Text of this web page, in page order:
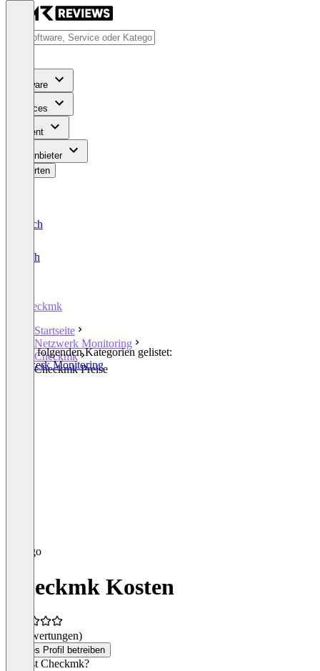
Software
Services
Content
Für Anbieter
Bewerten
Deutsch
English
Checkmk
Startseite
Netzwerk Monitoring
Checkmk
Checkmk Preise
In den folgenden Kategorien gelistet:
Netzwerk Monitoring
Checkmk Kosten
(0 Bewertungen)
Dieses Profil betreiben
Was ist Checkmk?